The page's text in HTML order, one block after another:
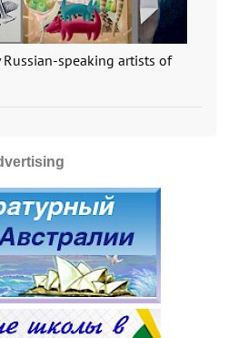
speaking artists of